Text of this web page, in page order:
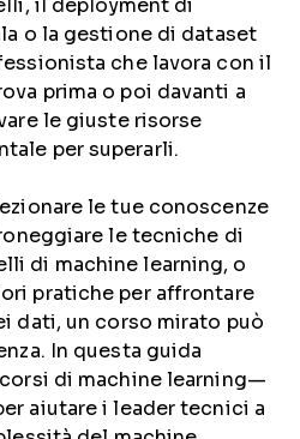
il deployment di
o la gestione di dataset
che lavora con il
prima o poi davanti a
le giuste risorse
per superarli.
le tue conoscenze
le tecniche di
di machine learning, o
pratiche per affrontare
dati, un corso mirato può
In questa guida
di machine learning—
aiutare i leader tecnici a